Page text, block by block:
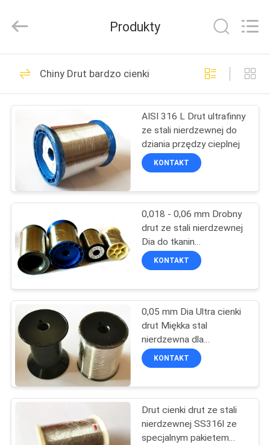
DOMU
PRODUKTY
WYCIECZKA
PO
FABRYCE
KONTROLA
JAKOŚCI
SKONTAKTUJ
SIĘ
NAMI
Product
Limited.
Reserved.
Samoprzylepne
izolacyjne szpilki
137
Kołki kotwiące
izolacji
162
Metalowe siatki
Drapery
Produkty
Chiny Drut bardzo cienki
AISI 316 L Drut ultrafinny
ze stali nierdzewnej do
dziania przędzy cieplnej
KONTAKT
0,018 - 0,06 mm Drobny
drut ze stali nierdzewnej
Dia do tkanin
termicznych
KONTAKT
0,05 mm Dia Ultra cienki
drut Miękka stal
nierdzewna dla
przemysłu
petrochemicznego
KONTAKT
Drut cienki drut ze stali
nierdzewnej SS316l ze
specjalnym pakietem